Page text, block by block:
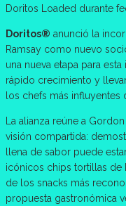
Doritos Loaded durante
Doritos® anunció la
Ramsay como nuevo
una nueva etapa para
rápido crecimiento y
los chefs más influyentes
La alianza reúne a
visión compartida:
llena de sabor puede
icónicos chips tortillas de
de los snacks más
propuesta gastronómica